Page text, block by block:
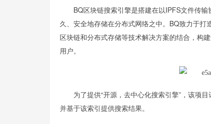
BQ区块链搜索引擎是搭建在以IPFS文件传
久、安全地存储在分布式网络之中。BQ致力于打
区块链和分布式存储等技术解决方案的结合，构
用户。
为了提供“开源，去中心化搜索引擎”，该项
并基于该索引提供搜索结果。